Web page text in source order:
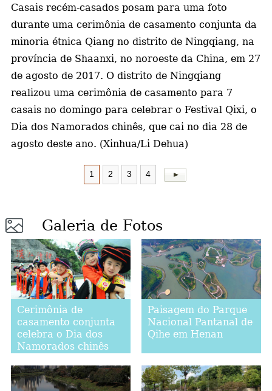
Casais recém-casados posam para uma foto
durante uma cerimônia de casamento conjuntada
minoria étnica Qiang no distrito de Ningqiang, na
província de Shaanxi, no noroeste da China, em 27
de agosto de 2017. O distrito de Ningqiang
realizou uma cerimônia de casamento para 7
casais no domingo para celebrar o Festival Qixi, o
Dia dos Namorados chinês, que cai no dia 28 de
agosto deste ano. (Xinhua/Li Dehua)
1 2 3 4
Galeria de Fotos
Cerimônia de
casamento conjunta
celebra o Dia dos
Namorados chinês
Paisagem do Parque
Nacional Pantanal de
Qihe em Henan